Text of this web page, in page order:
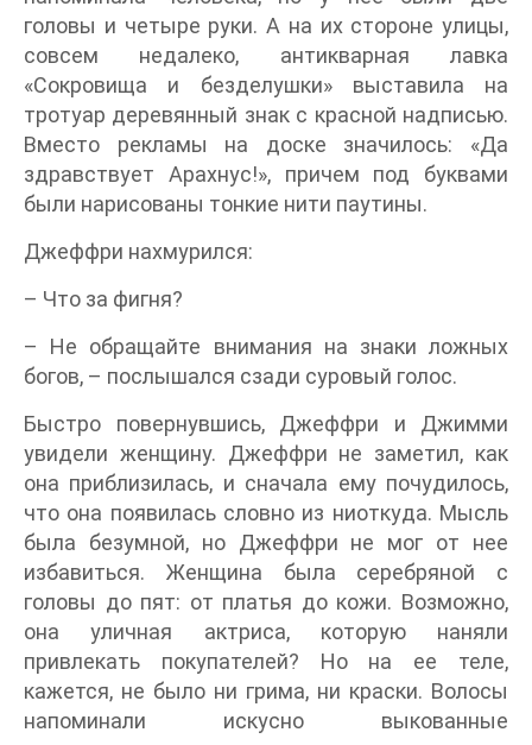
головы и четыре руки. А на их стороне улицы,
совсем недалеко, антикварная лавка
«Сокровища и безделушки» выставила на
тротуар деревянный знак с красной надписью.
Вместо рекламы на доске значилось: «Да
здравствует Арахнус!», причем под буквами
были нарисованы тонкие нити паутины.
Джеффри нахмурился:
– Что за фигня?
– Не обращайте внимания на знаки ложных
богов, – послышался сзади суровый голос.
Быстро повернувшись, Джеффри и Джимми
увидели женщину. Джеффри не заметил, как
она приблизилась, и сначала ему почудилось,
что она появилась словно из ниоткуда. Мысль
была безумной, но Джеффри не мог от нее
избавиться. Женщина была серебряной с
головы до пят: от платья до кожи. Возможно,
она уличная актриса, которую наняли
привлекать покупателей? Но на ее теле,
кажется, не было ни грима, ни краски. Волосы
напоминали искусно выкованные